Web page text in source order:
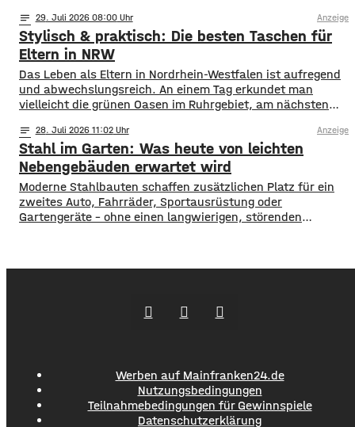
Leuchten sind das über 7.000 Kilowattstunden – nur fürs
Licht. Die Rechnung ist einfacher als ihr Ruf Man braucht
dafür keine Software. Leistung in
notes 29. Juli 2026 08:00 Anzeige
Stylisch & praktisch: Die besten Taschen für
Eltern in NRW
Das Leben als Eltern in Nordrhein-Westfalen ist aufregend
und abwechslungsreich. An einem Tag erkundet man
vielleicht die grünen Oasen im Ruhrgebiet, am nächsten
Düsseldorf. Spontaneität ist gefragt, aber gute
Vorbereitung ist alles. Wer mit Kindern unterwegs ist,
weiß, dass man für alle Eventualitäten gewappnet sein
muss –
notes 28. Juli 2026 11:02 Anzeige
Stahl im Garten: Was heute von leichten
Nebengebäuden erwartet wird
Moderne Stahlbauten schaffen zusätzlichen Platz für ein
zweites Auto, Fahrräder, Sportausrüstung oder
Gartengeräte – ohne einen langwierigen, störenden
Werben auf Mainfranken24.de
Nutzungsbedingungen
Teilnahmebedingungen für Gewinnspiele
Datenschutzerklärung